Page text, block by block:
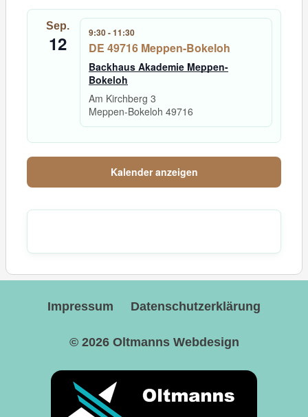
Sep.
12 9:30-11:30
DE 49716 Meppen-Bokeloh
Backhaus Akademie Meppen-
Bokeloh
Am Kirchberg 3
Meppen-Bokeloh 49716
Kalender anzeigen
Impressum Datenschutzerklärung
© 2026 Oltmanns Webdesign